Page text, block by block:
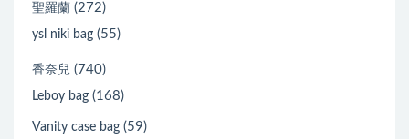
聖羅蘭 (272)
ysl niki bag (55)
香奈兒 (740)
Leboy bag (168)
Vanity case bag (59)